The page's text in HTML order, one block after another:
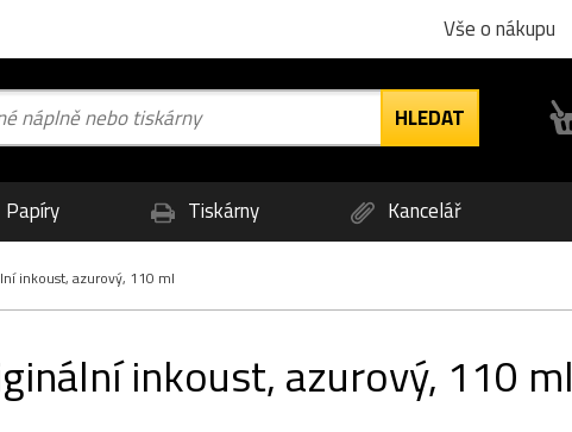
Vše o nákupu
Papíry Tiskárny Kancelář
inkoust, azurový, 110 ml
inkoust, azurový, 110 ml